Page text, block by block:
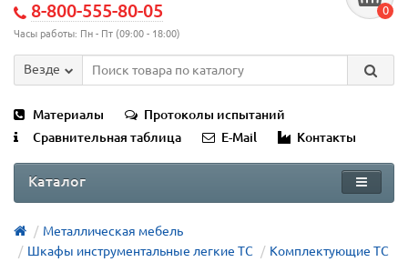
8-800-555-80-05
Часы работы: Пн - Пт (09:00 - 18:00)
0
Везде
Материалы
Протоколы испытаний
Сравнительная таблица
E-Mail Контакты
Каталог
Металлическая мебель
Шкафы инструментальные легкие ТС
Комплектующие TC